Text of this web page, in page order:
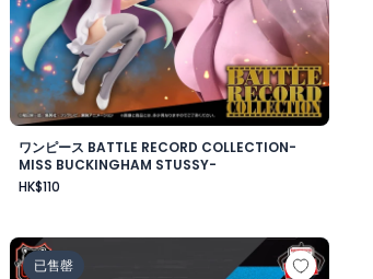
ワンピース BATTLE RECORD COLLECTION-
MISS BUCKINGHAM STUSSY-
HK$110
ート-
Crazy Raccoon デスクトップフィギュア-
已售罄